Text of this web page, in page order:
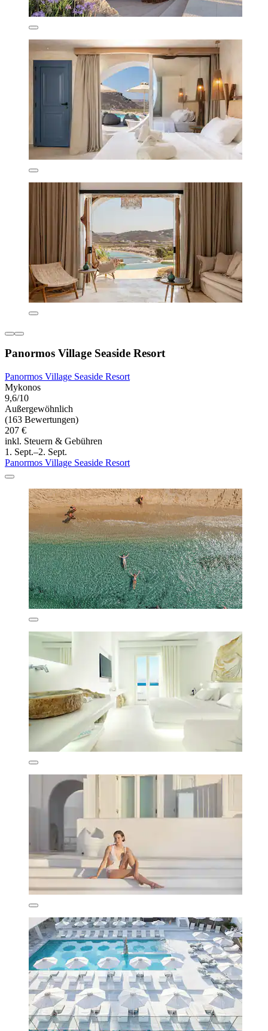
Panormos Village Seaside Resort
Panormos Village Seaside Resort
Mykonos
9,6/10
Außergewöhnlich
(163 Bewertungen)
207 €
inkl. Steuern & Gebühren
1. Sept.–2. Sept.
Panormos Village Seaside Resort